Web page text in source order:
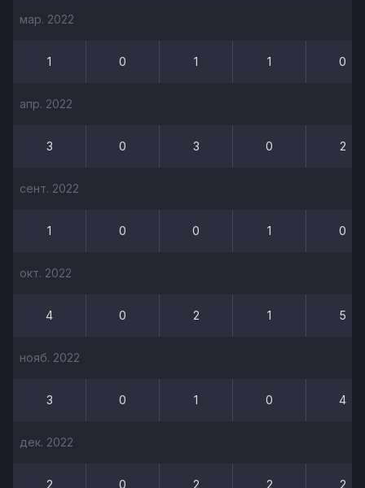
мар. 2022
1 0 1 1 0
апр. 2022
3 0 3 0 2
сент. 2022
1 0 0 1 0
окт. 2022
4 0 2 1 5
нояб. 2022
3 0 1 0 4
дек. 2022
2 0 2 2 2